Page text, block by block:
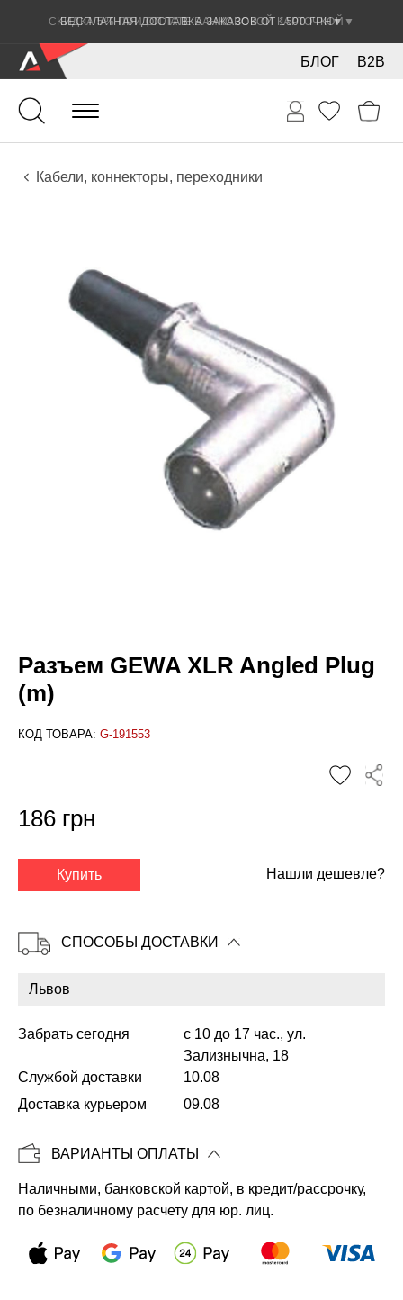
СКИДКА 5% ПРИ ОПЛАТЕ БАНКОВСКОЙ КАРТОЧКОЙ ▼
B2B
БЛОГ
Гитары
Электро инструменты
Звуковое оборудование
Кабели, коннекторы, переходники
Разъем GEWA XLR Angled Plug
(m)
КОД ТОВАРА: G-191553
✕
Копировать
186 грн
Купить Нашли дешевле?
СПОСОБЫ ДОСТАВКИ
Забрать сегодня
с 10 до 17 час., ул.
Зализнычна, 18
Службой доставки
10.08
Доставка курьером
09.08
ВАРИАНТЫ ОПЛАТЫ
Наличными, банковской картой, в кредит/рассрочку,
по безналичному расчету для юр. лиц.